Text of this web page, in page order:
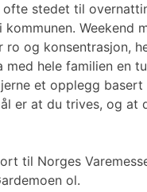
ofte stedet til
Weekend
ro og konsentrasjon,
hele familien en
et opplegg basert
er at du trives, og at
til Norges
ol.